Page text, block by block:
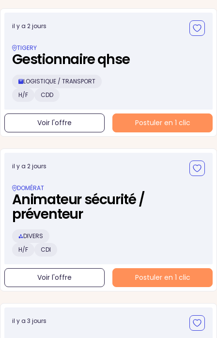
il y a 2 jours
TIGERY
Gestionnaire qhse
LOGISTIQUE / TRANSPORT
H/F
CDD
Voir l'offre Postuler en 1 clic
il y a 2 jours
DOMÉRAT
Animateur sécurité /
préventeur
DIVERS
H/F
CDI
Voir l'offre Postuler en 1 clic
il y a 3 jours